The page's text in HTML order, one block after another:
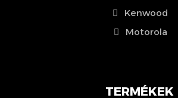
Kenwood
Motorola
TERMÉKEK